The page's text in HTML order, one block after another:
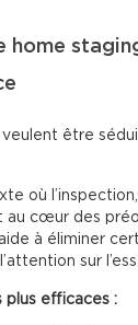
home
veulent être
où
au cœur des
à éliminer
sur
plus efficaces :